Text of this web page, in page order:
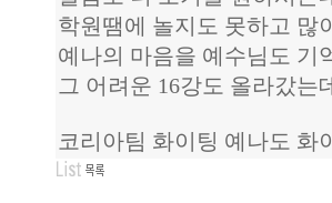
학원땜에 놀지도 못하고 많
예나의 마음을 예수님도 기
그 어려운 16강도 올라갔는
코리아팀 화이팅 예나도 화